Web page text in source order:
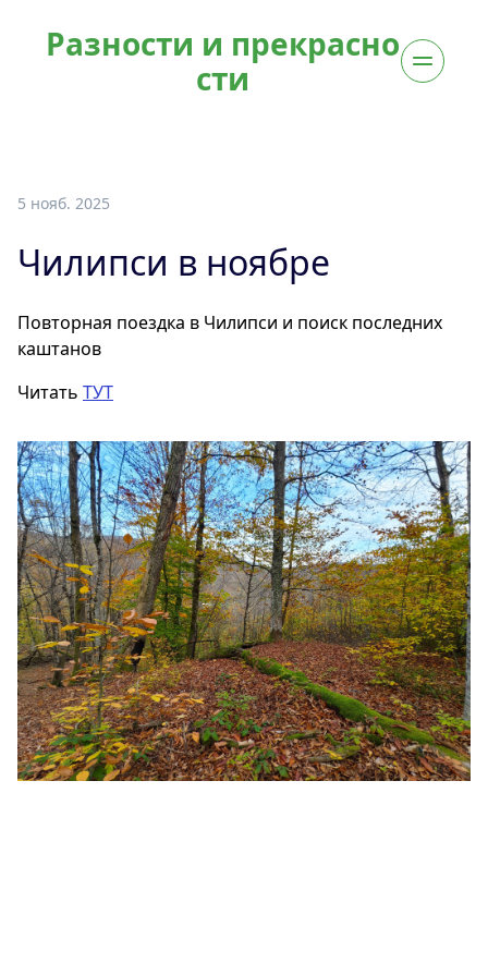
Разности и прекрасно
сти
5 нояб. 2025
Чилипси в ноябре
Повторная поездка в Чилипси и поиск последних
каштанов
Читать ТУТ